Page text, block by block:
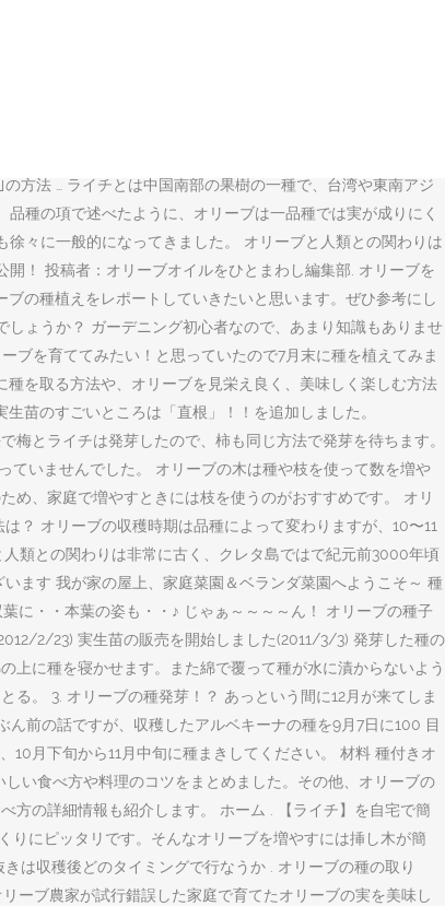
が少ないた 2018/03/25 2018/10/17. 軽く土をかぶせて水をた
方法 … ライチとは中国南部の果樹の一種で、台湾や東南アジ
種の項で述べたように、オリーブは一品種では実が成りにく
々に一般的になってきました。 オリーブと人類との関わりは
！ 投稿者：オリーブオイルをひとまわし編集部. オリーブを
の種植えをレポートしていきたいと思います。ぜひ参考にし
ょうか？ ガーデニング初心者なので、あまり知識もありませ
ブを育ててみたい！と思っていたので7月末に種を植えてみま
を取る方法や、オリーブを見栄え良く、美味しく楽しむ方法
苗のすごいところは「直根」！！を追加しました。
梅とライチは発芽したので、柿も同じ方法で発芽を待ちます。
いませんでした。 オリーブの木は種や枝を使って数を増や
め、家庭で増やすときには枝を使うのがおすすめです。 オリ
？ オリーブの収穫時期は品種によって変わりますが、10〜11
類との関わりは非常に古く、クレタ島ではで紀元前3000年頃
ます 我が家の屋上、家庭菜園＆ベランダ菜園へようこそ～ 種
に・・本葉の姿も・・♪ じゃぁ～～～～ん！ オリーブの種子
2/23) 実生苗の販売を開始しました(2011/3/3) 発芽した種の
上に種を寝かせます。また綿で覆って種が水に漬からないよう
。 3. オリーブの種発芽！？ あっという間に12月が来てしま
前の話ですが、収穫したアルベキーナの種を9月7日に100 目
月下旬から11月中旬に種まきしてください。 材料 種付きオ
い食べ方や料理のコツをまとめました。その他、オリーブの
方の詳細情報も紹介します。 ホーム . 【ライチ】を自宅で簡
にピッタリです。そんなオリーブを増やすには挿し木が簡
は収穫後どのタイミングで行なうか . オリーブの種の取り
ーブ農家が試行錯誤した家庭で育てたオリーブの実を美味し